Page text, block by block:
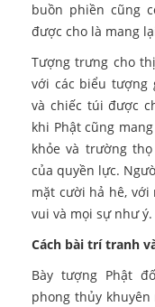
buồn phiền cũng
được cho là mang
Tượng trưng cho
với các biểu tượng
và chiếc túi được
khi Phật cũng
khỏe và trường
của quyền lực.
mặt cười hả hê,
vui và mọi sự như ý.
Cách bài trí tranh
Bày tượng Phật
phong thủy